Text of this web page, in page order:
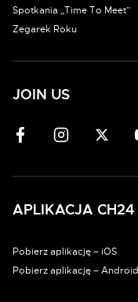
Spotkania „Time To Meet”
Zegarek Roku
JOIN US
APLIKACJA CH24
Pobierz aplikację – iOS
Pobierz aplikację – Android